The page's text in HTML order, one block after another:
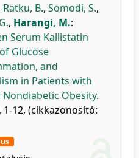
Ratku, B., Somodi, S.,
, Harangi, M.:
Serum Kallistatin
Glucose
and
in Patients with
Obesity.
1-12, (cikkazonosító: